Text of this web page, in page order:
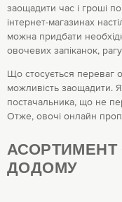
заощадити час і гроші
інтернет-магазинах
можна придбати
овочевих запіканок,
Що стосується переваг
можливість заощадити.
постачальника, що не
Отже, овочі онлайн
АСОРТИМЕНТ
ДОДОМУ